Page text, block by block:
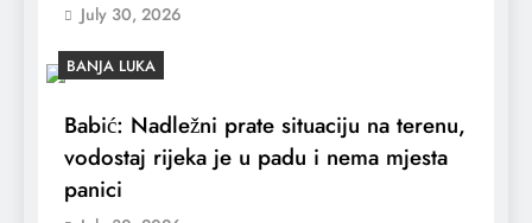
July 30, 2026
BANJA LUKA
Babić: Nadležni prate situaciju na terenu,
vodostaj rijeka je u padu i nema mjesta
panici